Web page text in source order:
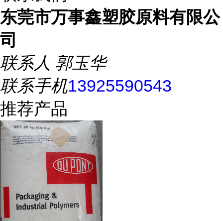
东莞市万事鑫塑胶原料有限公
司
联系人 郭玉华
联系手机13925590543
推荐产品